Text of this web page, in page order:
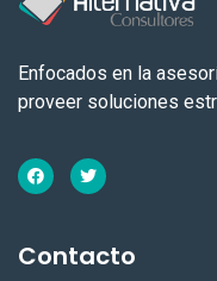
Enfocados en la
proveer soluciones
Contacto